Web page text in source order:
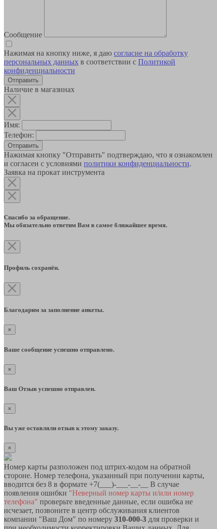
Сообщение
Нажимая на кнопку ниже, я даю согласие на обработку
персональных данных в соответствии с Политикой
конфиденциальности
Наличие в магазинах
Имя:
Телефон:
Отправить
Нажимая кнопку "Отправить" подтверждаю, что я ознакомлен
и согласен с условиями политики конфиденциальности.
Заявка на прокат инструмента
Спасибо за обращение.
Мы обязательно ответим Вам в самое ближайшее время.
Профиль сохранён.
Благодарим за заполнение анкеты.
×
Ваше сообщение успешно отправлено.
×
Ваш Отзыв успешно отправлен.
×
Вы уже оставляли отзыв к этому заказу.
×
Номер карты разположен под штрих-кодом на обратной
стороне. Номер телефона, указанный при получении карты,
вводится без 8 в формате +7(___)-___-__-__ В случае
появления ошибки "Неверный номер карты и/или номер
телефона" проверьте введенные данные, если ошибка не
исчезает, позвоните в центр обслуживания клиентов
компании "Ваш Дом" по номеру 310-000-3 для проверки и